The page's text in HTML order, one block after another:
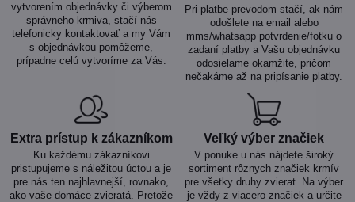
vytvorením objednávky či výberom
správneho krmiva, stačí nás
telefonicky kontaktovať a my Vám
s objednávkou pomôžeme,
prípadne celú vytvoríme za Vás.
Pri platbe prevodom stačí, ak nám
odošlete na email alebo
mms/whatsapp potvrdenie/fotku o
zadaní platby a Vašu objednávku
odosielame okamžite, pričom
nečakáme až na pripísanie platby.
Extra prístup k zákazníkom
Ku každému zákazníkovi
pristupujeme s náležitou úctou a je
pre nás ten najhlavnejší, rovnako,
ako vaše domáce zvieratá. Pretože
Veľký výber značiek
V ponuke u nás nájdete široký
sortiment rôznych značiek krmív
pre všetky druhy zvierat. Na výber
je vždy z viacero značiek a určite